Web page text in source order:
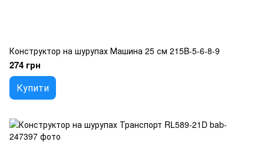
Конструктор на шурупах Машина 25 см 215B-5-6-8-9
274 грн
Купити